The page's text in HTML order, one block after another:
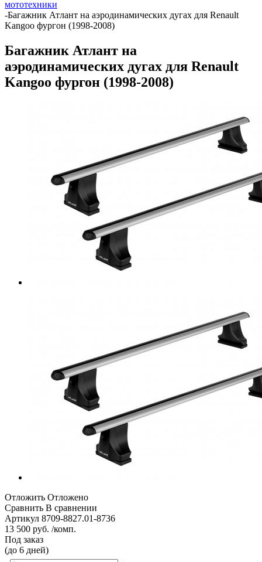
мототехники
-Багажник Атлант на аэродинамических дугах для Renault
Kangoo фургон (1998-2008)
Багажник Атлант на
аэродинамических дугах для Renault
Kangoo фургон (1998-2008)
Отложить Отложено
Сравнить В сравнении
Артикул 8709-8827.01-8736
13 500 руб. /комп.
Под заказ
(до 6 дней)